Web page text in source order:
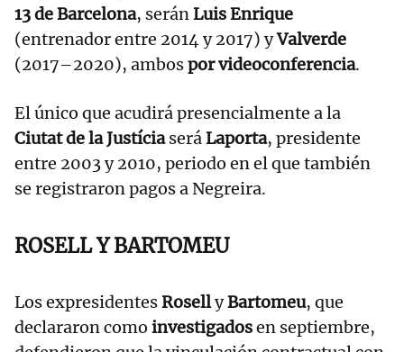
13 de Barcelona, seránLuis Enrique
(entrenador entre 2014 y 2017) yValverde
(2017–2020), ambospor videoconferencia.
El único que acudirá presencialmente a la
Ciutat de la JustíciaseráLaporta, presidente
entre 2003 y 2010, periodo en el que también
se registraron pagos a Negreira.
ROSELL Y BARTOMEU
Los expresidentesRosellyBartomeu, que
declararon como investigadosen septiembre,